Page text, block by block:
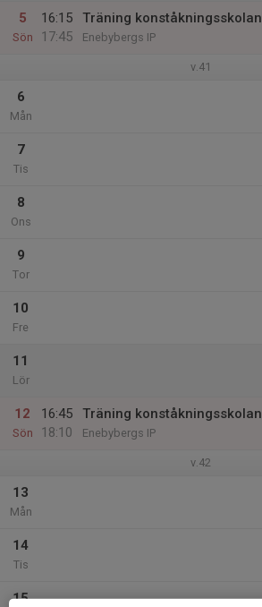
5
Sön
16:15
17:45
Träning konståkningsskolan
Enebybergs IP
v.41
6
Mån
7
Tis
8
Ons
9
Tor
10
Fre
11
Lör
12
Sön
16:45
18:10
Träning konståkningsskolan
Enebybergs IP
v.42
13
Mån
14
Tis
15